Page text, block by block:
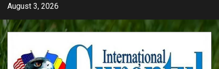
Skip
content
August 3, 2026